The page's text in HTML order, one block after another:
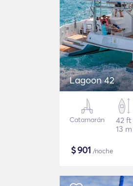
Lagoon 42
Catamarán
42 ft
13 m
$901 /noche